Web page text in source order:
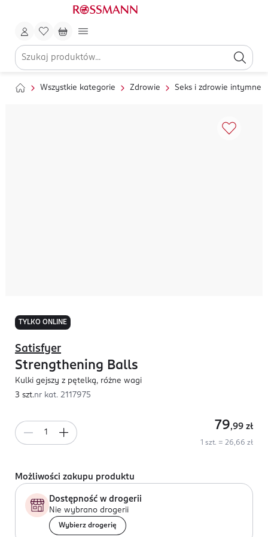
Wszystkie kategorie Zdrowie Seks i zdrowie intymne
TYLKO ONLINE
Satisfyer
Strengthening Balls
Kulki gejszy z pętelką, różne wagi
3 szt.nr kat. 2117975
79,99 zł
1 szt. = 26,66 zł
Możliwości zakupu produktu
Dostępność w drogerii
Nie wybrano drogerii
Wybierz drogerię